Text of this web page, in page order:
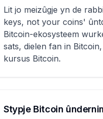
Lit jo meizûgje yn de
keys, not your coins'
Bitcoin-ekosysteem
sats, dielen fan in
kursus Bitcoin.
Stypje Bitcoin